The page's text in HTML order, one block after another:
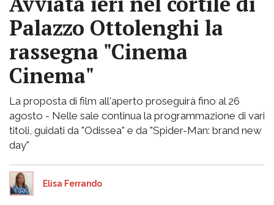
Palazzo Ottolenghi la
rassegna "Cinema
Cinema"
La proposta di film all'aperto proseguirà fino al 26
agosto - Nelle sale continua la programmazione di vari
titoli, guidati da "Odissea" e da "Spider-Man: brand new
day"
Elisa Ferrando